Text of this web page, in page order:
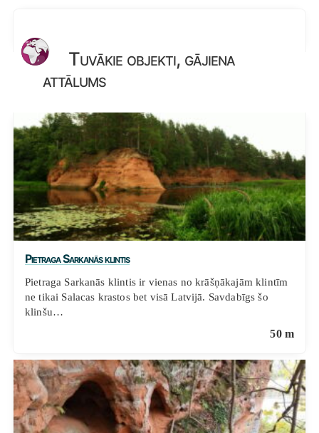
Tuvākie objekti, gājiena
attālums
Pietraga Sarkanās klintis
Pietraga Sarkanās klintis ir vienas no krāšņākajām klintīm
ne tikai Salacas krastos bet visā Latvijā. Savdabīgs šo
klinšu…
50 m